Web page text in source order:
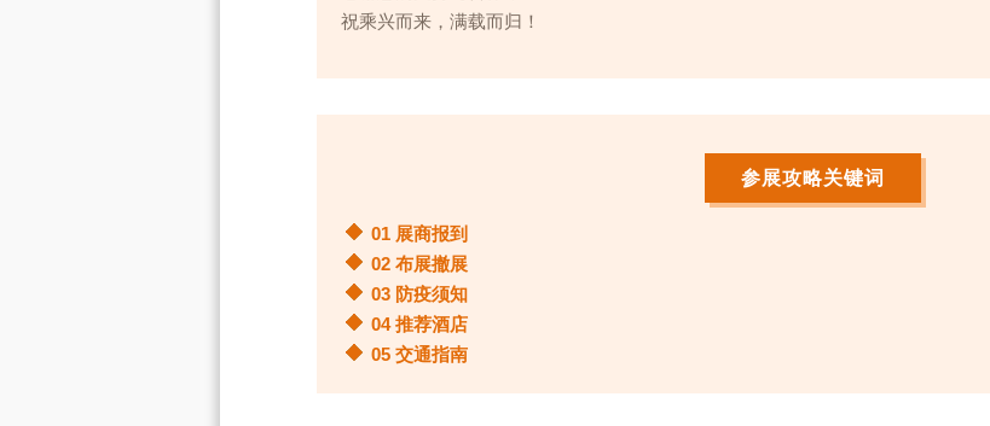
祝乘兴而来，满载而归！
参展攻略关键词
01 展商报到
02 布展撤展
03 防疫须知
04 推荐酒店
05 交通指南